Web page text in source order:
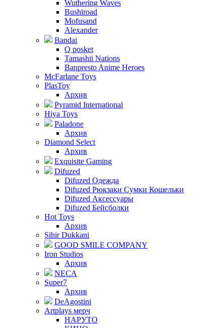
Wuthering Waves
Bushiroad
Mofusand
Alexander
Bandai
Q posket
Tamashii Nations
Banpresto Anime Heroes
McFarlane Toys
PlasToy
Архив
Pyramid International
Hiya Toys
Paladone
Архив
Diamond Select
Архив
Exquisite Gaming
Difuzed
Difuzed Одежда
Difuzed Рюкзаки Сумки Кошельки
Difuzed Аксессуары
Difuzed Бейсболки
Hot Toys
Архив
Sihir Dukkani
GOOD SMILE COMPANY
Iron Studios
Архив
NECA
Super7
Архив
DeAgostini
Artplays мерч
НАРУТО